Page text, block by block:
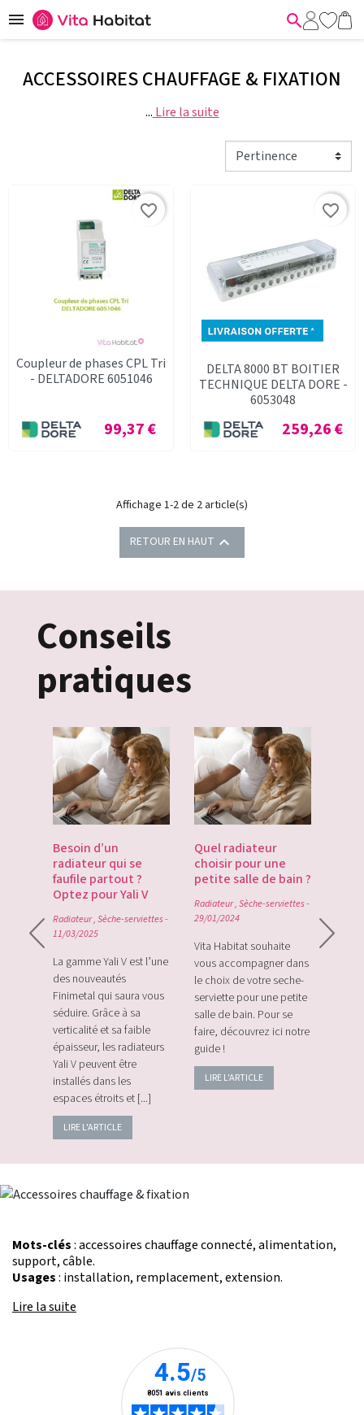
 
ACCESSOIRES CHAUFFAGE & FIXATION
... Lire la suite
Coupleur de phases CPL Tri
- DELTADORE 6051046
Prix
99,37 €
favorite_border
DELTA 8000 BT BOITIER
TECHNIQUE DELTA DORE -
6053048
Prix
259,26 €
favorite_border
Affichage 1-2 de 2 article(s)
RETOUR EN HAUT 
Conseils
pratiques
Besoin d’un
radiateur qui se
faufile partout ?
Optez pour Yali V
Radiateur,Sèche-serviettes-
11/03/2025
La gamme Yali V est l’une
des nouveautés
Finimetal qui saura vous
séduire. Grâce à sa
verticalité et sa faible
épaisseur, les radiateurs
Yali V peuvent être
installés dans les
espaces étroits et [...]
LIRE L'ARTICLE
Quel radiateur
choisir pour une
petite salle de bain ?
Radiateur,Sèche-serviettes-
29/01/2024
Vita Habitat souhaite
vous accompagner dans
le choix de votre seche-
serviette pour une petite
salle de bain. Pour se
faire, découvrez ici notre
guide !
LIRE L'ARTICLE
Mots-clés: accessoires chauffage connecté, alimentation,
support, câble.
Usages: installation, remplacement, extension.
Lire la suite